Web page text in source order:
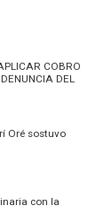
COBRO
DEL
Oré sostuvo
con la